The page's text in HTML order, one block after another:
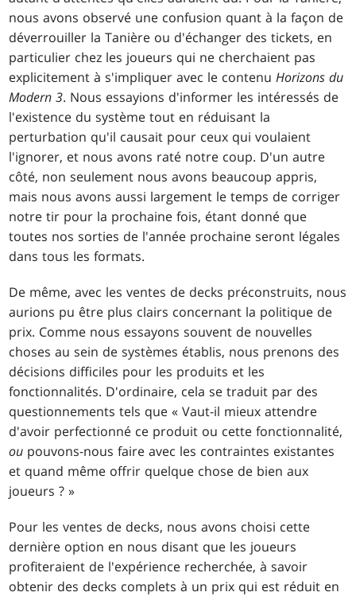
nous avons observé une confusion quant à la façon de
déverrouiller la Tanière ou d'échanger des tickets, en
particulier chez les joueurs qui ne cherchaient pas
explicitement à s'impliquer avec le contenuHorizons du
Modern 3. Nous essayions d'informer les intéressés de
l'existence du système tout en réduisant la
perturbation qu'il causait pour ceux qui voulaient
l'ignorer, et nous avons raté notre coup. D'un autre
côté, non seulement nous avons beaucoup appris,
mais nous avons aussi largement le temps de corriger
notre tir pour la prochaine fois, étant donné que
toutes nos sorties de l'année prochaine seront légales
dans tous les formats.
De même, avec les ventes de decks préconstruits, nous
aurions pu être plus clairs concernant la politique de
prix. Comme nous essayons souvent de nouvelles
choses au sein de systèmes établis, nous prenons des
décisions difficiles pour les produits et les
fonctionnalités. D'ordinaire, cela se traduit par des
questionnements tels que « Vaut-il mieux attendre
d'avoir perfectionné ce produit ou cette fonctionnalité,
ou pouvons-nous faire avec les contraintes existantes
et quand même offrir quelque chose de bien aux
joueurs ? »
Pour les ventes de decks, nous avons choisi cette
dernière option en nous disant que les joueurs
profiteraient de l'expérience recherchée, à savoir
obtenir des decks complets à un prix qui est réduit en